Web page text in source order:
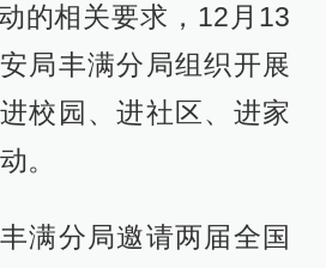
的相关要求，12月13
局丰满分局组织开展
校园、进社区、进家
。
满分局邀请两届全国